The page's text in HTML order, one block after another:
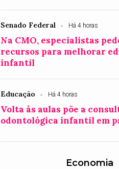
Senado Federal Há 4 horas
Na CMO, especialistas
recursos para melhorar
infantil
Educação Há 4 horas
Volta às aulas põe a
odontológica infantil em
Economia